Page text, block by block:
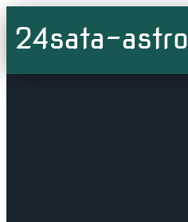
24sata-astro